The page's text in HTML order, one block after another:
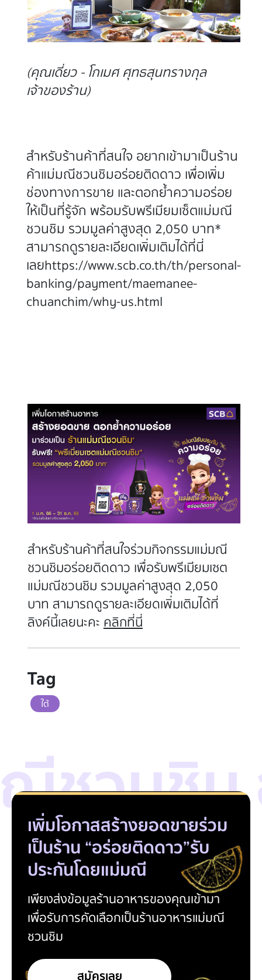
(คุณเดี่ยว - โกเมศ ศุทธสุนทรางกุล
เจ้าของร้าน)
สำหรับร้านค้าที่สนใจ อยากเข้ามาเป็นร้าน
ค้าแม่มณีชวนชิมอร่อยติดดาว เพื่อเพิ่ม
ช่องทางการขาย และตอกย้ำความอร่อย
ให้เป็นที่รู้จัก พร้อมรับพรีเมียมเซ็ตแม่มณี
ชวนชิม รวมมูลค่าสูงสุด 2,050 บาท*
สามารถดูรายละเอียดเพิ่มเติมได้ที่นี่
เลยhttps://www.scb.co.th/th/personal-
banking/payment/maemanee-
chuanchim/why-us.html
สำหรับร้านค้าที่สนใจร่วมกิจกรรมแม่มณี
ชวนชิมอร่อยติดดาว เพื่อรับพรีเมียมเซต
แม่มณีชวนชิม รวมมูลค่าสูงสุด 2,050
บาท สามารถดูรายละเอียดเพิ่มเติมได้ที่
ลิงค์นี้เลยนะคะคลิกที่นี่
Tag
ใต้
ชวนชิม
เพิ่มโอกาสสร้างยอดขายร่วม
เป็นร้าน “อร่อยติดดาว”รับ
ประกันโดยแม่มณี
เพียงส่งข้อมูลร้านอาหารของคุณเข้ามา
เพื่อรับการคัดเลือกเป็นร้านอาหารแม่มณี
ชวนชิม